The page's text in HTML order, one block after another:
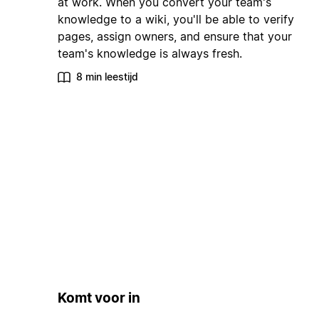
knowledge to a wiki, you'll be able to verify
pages, assign owners, and ensure that your
team's knowledge is always fresh.
8 min leestijd
Komt voor in